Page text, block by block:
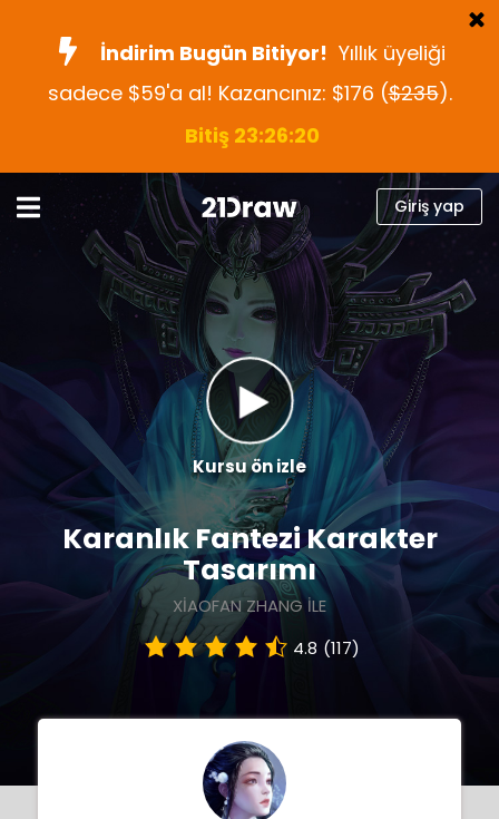
İndirim Bugün Bitiyor! Yıllık üyeliği
sadece $59'a al! Kazancınız: $176 ($235).
Bitiş 23:26:18
Kurslar
Sanatçılar
Yardım
Hakkımızda
Giriş yap
Türkçe
Giriş yap
Kursu ön izle
Karanlık Fantezi Karakter
Tasarımı
XIAOFAN ZHANG ILE
4.8 (117)